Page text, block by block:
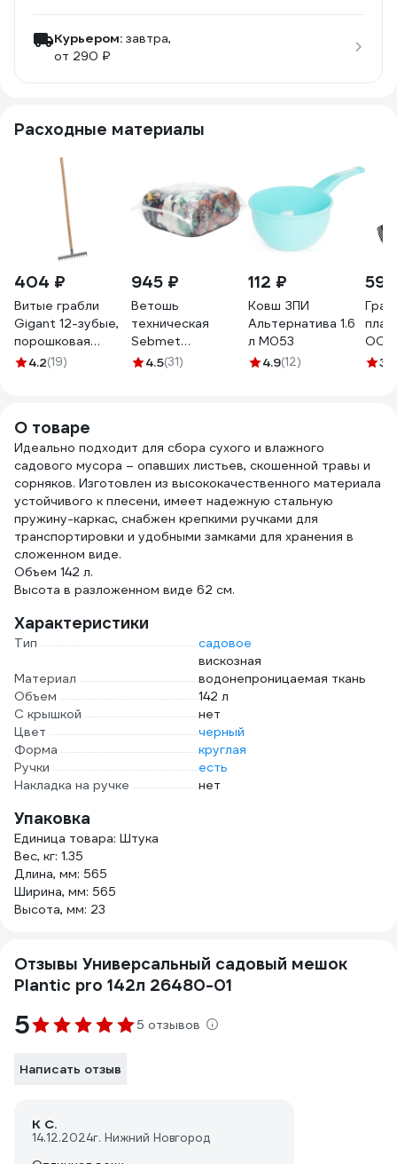
Курьером: завтра,
от 290 ₽
Расходные материалы
404 ₽
Витые грабли
Gigant 12-зубые,
порошковая
окраска, с
4.2(19)
945 ₽
Ветошь
техническая
Sebmet
TD12000010, 10
4.5(31)
112 ₽
Ковш ЗПИ
Альтернатива 1.6
л М053
4.9(12)
ООО
3.3
О товаре
Идеально подходит для сбора сухого и влажного
садового мусора – опавших листьев, скошенной травы и
сорняков. Изготовлен из высококачественного материала
устойчивого к плесени, имеет надежную стальную
пружину-каркас, снабжен крепкими ручками для
транспортировки и удобными замками для хранения в
сложенном виде.
Объем 142 л.
Высота в разложенном виде 62 см.
Характеристики
Тип садовое
Материал
вискозная
водонепроницаемая ткань
Объем
142 л
С крышкой
нет
Цвет
черный
Форма
круглая
Ручки
есть
Накладка на ручке
нет
Упаковка
Единица товара: Штука
Вес, кг: 1.35
Длина, мм: 565
Ширина, мм: 565
Высота, мм: 23
Отзывы Универсальный садовый мешок
Plantic pro 142л 26480-01
5 5 отзывов
Написать отзыв
К С.
14.12.2024г. Нижний Новгород